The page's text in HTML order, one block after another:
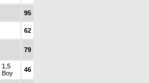
95
62
79
1,5
Boy
46